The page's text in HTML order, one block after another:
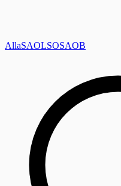
AllaSAOLSOSAOB